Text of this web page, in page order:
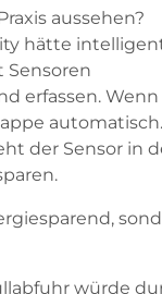
aussehen?
hätte
erfassen.
automatisch.
der Sensor in
würde